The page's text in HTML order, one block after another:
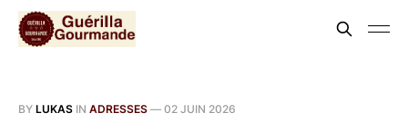
BY LUKAS IN ADRESSES — 02 JUIN 2026